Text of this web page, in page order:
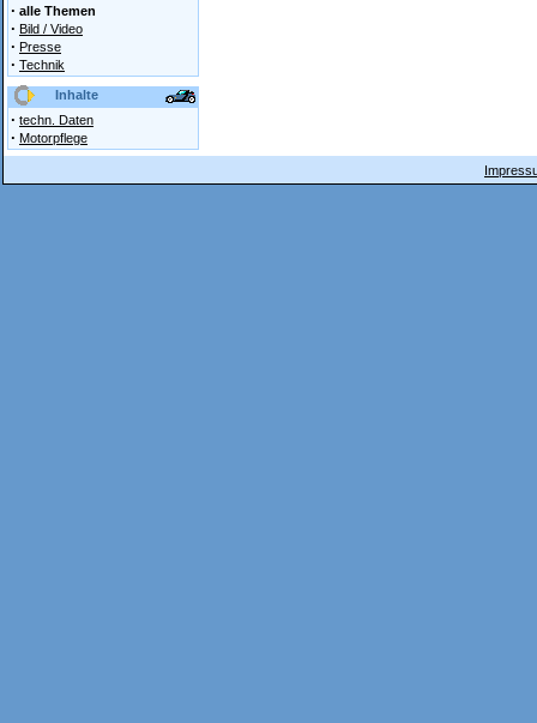
· alle Themen
· Bild / Video
· Presse
· Technik
Inhalte
· techn. Daten
· Motorpflege